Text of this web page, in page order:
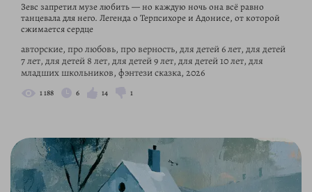
Зевс запретил музе любить — но каждую ночь она всё равно
танцевала для него. Легенда о Терпсихоре и Адонисе, от которой
сжимается сердце
авторские, про любовь, про верность, для детей 6 лет, для детей
7 лет, для детей 8 лет, для детей 9 лет, для детей 10 лет, для
младших школьников, фэнтези сказка, 2026
1 188 6 14 1